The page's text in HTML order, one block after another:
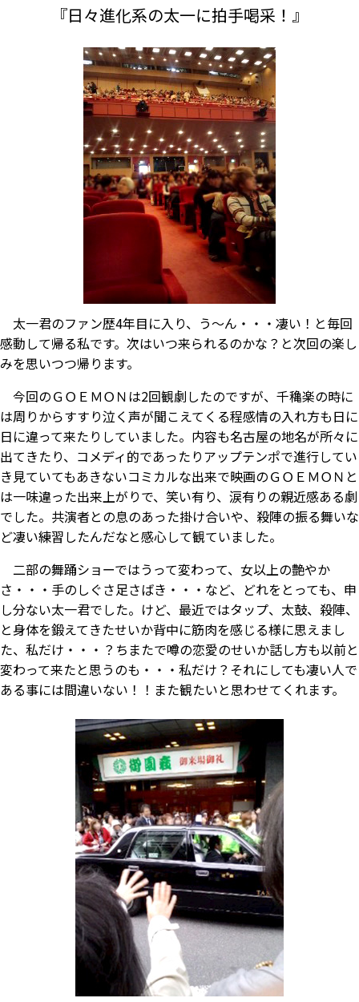
『日々進化系の太一に拍手喝采！』
太一君のファン歴4年目に入り、う～ん・・・凄い！と毎回
感動して帰る私です。次はいつ来られるのかな？と次回の楽し
みを思いつつ帰ります。
今回のＧＯＥＭＯＮは2回観劇したのですが、千穐楽の時に
は周りからすすり泣く声が聞こえてくる程感情の入れ方も日に
日に違って来たりしていました。内容も名古屋の地名が所々に
出てきたり、コメディ的であったりアップテンポで進行してい
き見ていてもあきないコミカルな出来で映画のＧＯＥＭＯＮと
は一味違った出来上がりで、笑い有り、涙有りの親近感ある劇
でした。共演者との息のあった掛け合いや、殺陣の振る舞いな
ど凄い練習したんだなと感心して観ていました。
二部の舞踊ショーではうって変わって、女以上の艶やか
さ・・・手のしぐさ足さばき・・・など、どれをとっても、申
し分ない太一君でした。けど、最近ではタップ、太鼓、殺陣、
と身体を鍛えてきたせいか背中に筋肉を感じる様に思えまし
た、私だけ・・・？ちまたで噂の恋愛のせいか話し方も以前と
変わって来たと思うのも・・・私だけ？それにしても凄い人で
ある事には間違いない！！また観たいと思わせてくれます。